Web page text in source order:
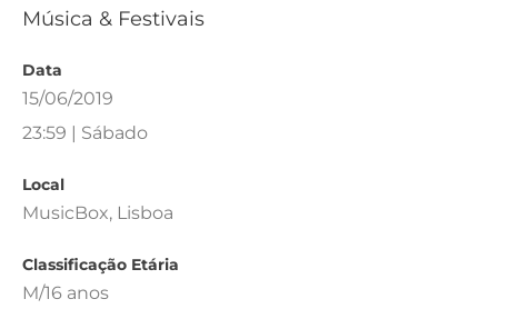
Música & Festivais
Data
15/06/2019
23:59 | Sábado
Local
MusicBox, Lisboa
Classificação Etária
M/16 anos